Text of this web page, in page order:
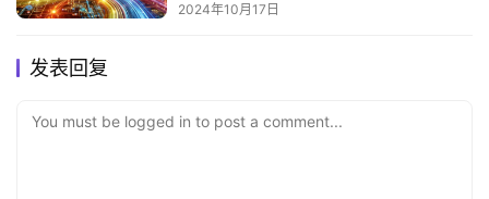
2024年10月17日
发表回复
You must be logged in to post a comment...